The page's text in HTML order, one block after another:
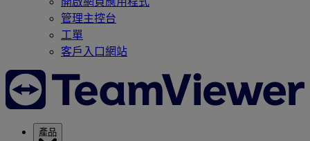
管理主控台
工單
客戶入口網站
產品